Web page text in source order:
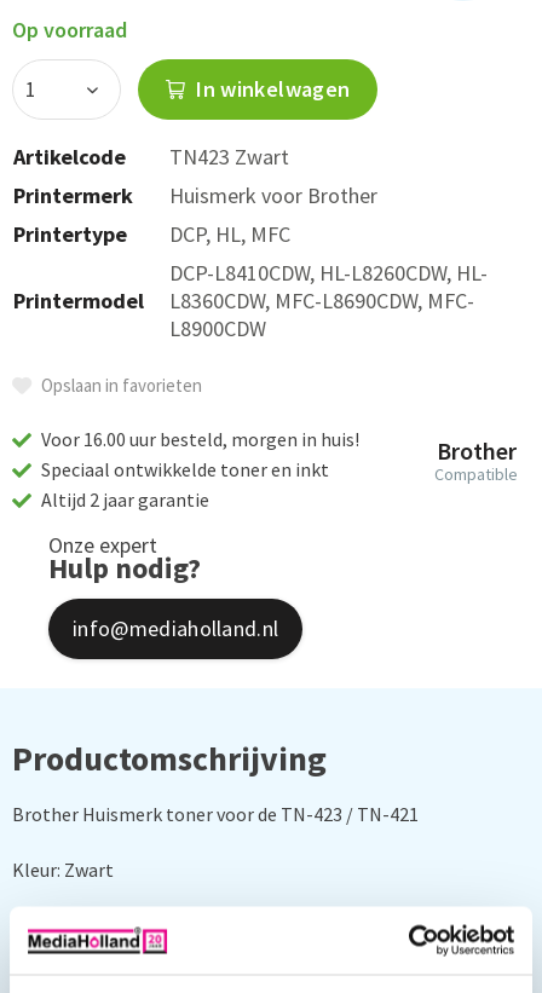
Op voorraad
In winkelwagen
Artikelcode
TN423 Zwart
Printermerk
Huismerk voor Brother
Printertype
DCP, HL, MFC
Printermodel
DCP-L8410CDW, HL-L8260CDW, HL-
L8360CDW, MFC-L8690CDW, MFC-
L8900CDW
Opslaan in favorieten
Brother
Compatible
Voor 16.00 uur besteld, morgen in huis!
Speciaal ontwikkelde toner en inkt
Altijd 2 jaar garantie
Onze expert
Hulp nodig?
info@mediaholland.nl
Productomschrijving
Brother Huismerk toner voor de TN-423 / TN-421
Kleur: Zwart
Capaciteit zwart: 4500 pagina's